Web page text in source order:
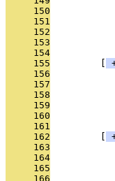
     150
     151
     152
     153
     154
     155
     156
     157
     158
     159
     160
     161
     162
     163
     164
     165
     166